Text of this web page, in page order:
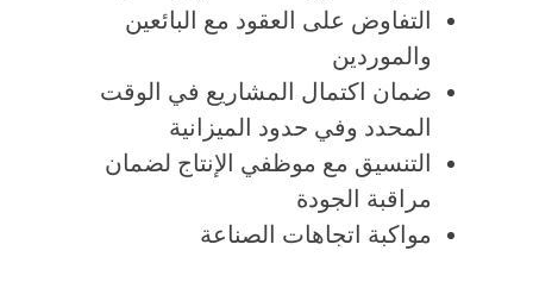
التفاوض على العقود مع البائعين
والموردين
ضمان اكتمال المشاريع في الوقت
المحدد وفي حدود الميزانية
التنسيق مع موظفي الإنتاج لضمان
مراقبة الجودة
مواكبة اتجاهات الصناعة